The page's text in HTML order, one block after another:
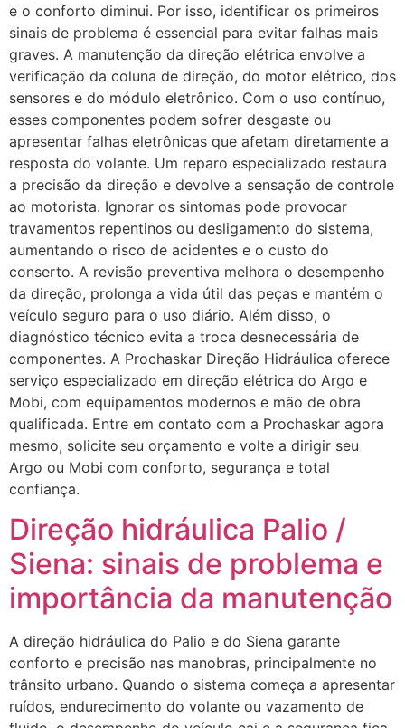
e o conforto diminui. Por isso, identificar os primeiros
sinais de problema é essencial para evitar falhas mais
graves. A manutenção da direção elétrica envolve a
verificação da coluna de direção, do motor elétrico, dos
sensores e do módulo eletrônico. Com o uso contínuo,
esses componentes podem sofrer desgaste ou
apresentar falhas eletrônicas que afetam diretamente a
resposta do volante. Um reparo especializado restaura
a precisão da direção e devolve a sensação de controle
ao motorista. Ignorar os sintomas pode provocar
travamentos repentinos ou desligamento do sistema,
aumentando o risco de acidentes e o custo do
conserto. A revisão preventiva melhora o desempenho
da direção, prolonga a vida útil das peças e mantém o
veículo seguro para o uso diário. Além disso, o
diagnóstico técnico evita a troca desnecessária de
componentes. A Prochaskar Direção Hidráulica oferece
serviço especializado em direção elétrica do Argo e
Mobi, com equipamentos modernos e mão de obra
qualificada. Entre em contato com a Prochaskar agora
mesmo, solicite seu orçamento e volte a dirigir seu
Argo ou Mobi com conforto, segurança e total
confiança.
Direção hidráulica Palio /
Siena: sinais de problema e
importância da manutenção
A direção hidráulica do Palio e do Siena garante
conforto e precisão nas manobras, principalmente no
trânsito urbano. Quando o sistema começa a apresentar
ruídos, endurecimento do volante ou vazamento de